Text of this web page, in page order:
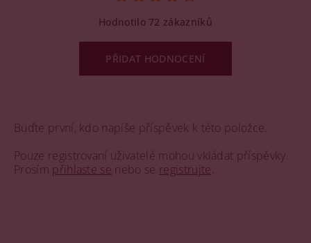
Buďte první, kdo napíše příspěvek k této položce.
Pouze registrovaní uživatelé mohou vkládat příspěvky.
Prosím přihlaste se nebo se registrujte
Hodnotilo 72 zákazníků
PŘIDAT HODNOCENÍ